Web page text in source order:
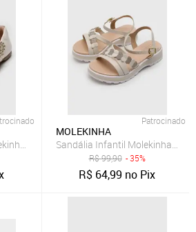
Verniz Off-White
Patrocinado
MOLEKINHA
Sandália Infantil Molekinha
R$99,90 - 35%
R$ 64,99 no Pix